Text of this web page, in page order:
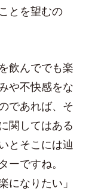
とを望むの
飲んででも楽
や不快感をな
であれば、そ
関してはある
とそこには辿
ーですね。
になりたい」